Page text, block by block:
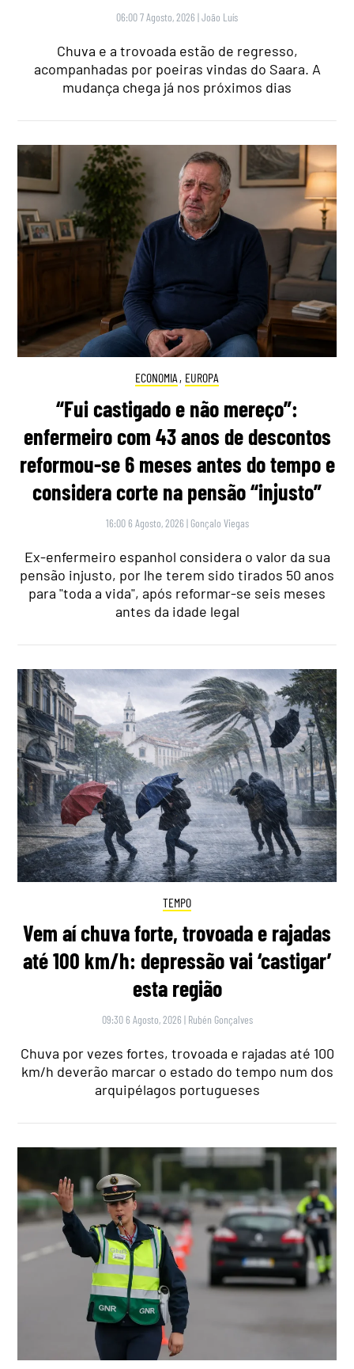
06:00 7 Agosto, 2026 |João Luís
Chuva e a trovoada estão de regresso,
acompanhadas por poeiras vindas do Saara. A
mudança chega já nos próximos dias
ECONOMIA , EUROPA
“Fui castigado e não mereço”:
enfermeiro com 43 anos de descontos
reformou-se 6 meses antes do tempo e
considera corte na pensão “injusto”
16:00 6 Agosto, 2026 | Gonçalo Viegas
Ex-enfermeiro espanhol considera o valor da sua
pensão injusto, por lhe terem sido tirados 50 anos
para "toda a vida", após reformar-se seis meses
antes da idade legal
TEMPO
Vem aí chuva forte, trovoada e rajadas
até 100 km/h: depressão vai ‘castigar’
esta região
09:30 6 Agosto, 2026 | Rubén Gonçalves
Chuva por vezes fortes, trovoada e rajadas até 100
km/h deverão marcar o estado do tempo num dos
arquipélagos portugueses